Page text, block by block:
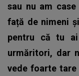
sau nu am
față de nimeni
pentru că tu
urmăritori, dar
vede foarte